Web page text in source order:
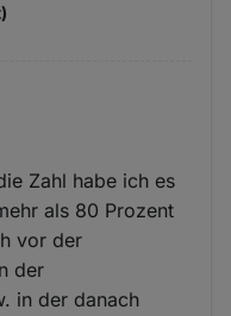
Zahl habe ich es
als 80 Prozent
vor der
der
in der danach